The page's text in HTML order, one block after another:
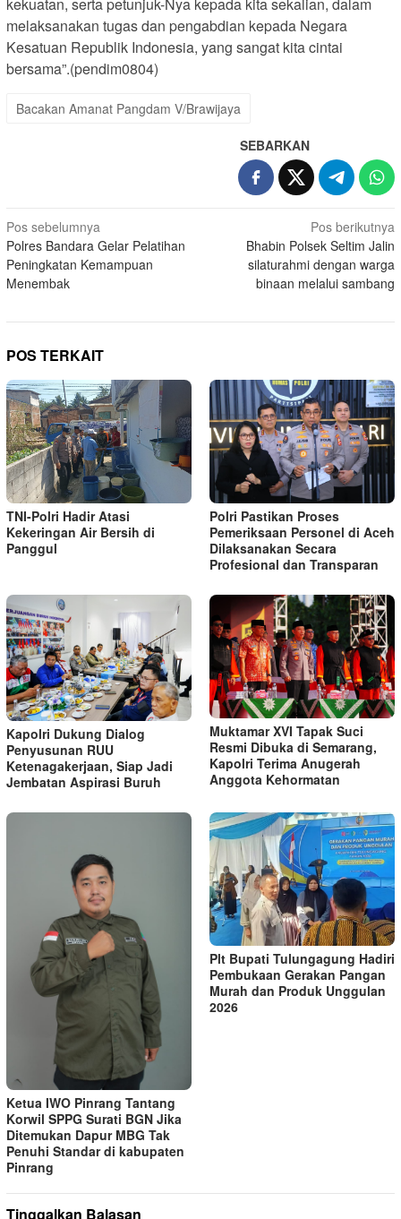
melaksanakan tugas dan pengabdian kepada Negara
Kesatuan Republik Indonesia, yang sangat kita cintai
bersama”.(pendim0804)
Bacakan Amanat Pangdam V/Brawijaya
SEBARKAN
Navigasi
pos
Pos sebelumnya
Polres Bandara Gelar Pelatihan
Peningkatan Kemampuan
Menembak
Pos berikutnya
Bhabin Polsek Seltim Jalin
silaturahmi dengan warga
binaan melalui sambang
POS TERKAIT
TNI-Polri Hadir Atasi
Kekeringan Air Bersih di
Panggul
Polri Pastikan Proses
Pemeriksaan Personel di Aceh
Dilaksanakan Secara
Profesional dan Transparan
Kapolri Dukung Dialog
Penyusunan RUU
Ketenagakerjaan, Siap Jadi
Jembatan Aspirasi Buruh
Muktamar XVI Tapak Suci
Resmi Dibuka di Semarang,
Kapolri Terima Anugerah
Anggota Kehormatan
Ketua IWO Pinrang Tantang
Korwil SPPG Surati BGN Jika
Ditemukan Dapur MBG Tak
Penuhi Standar di kabupaten
Pinrang
Plt Bupati Tulungagung Hadiri
Pembukaan Gerakan Pangan
Murah dan Produk Unggulan
2026
Tinggalkan Balasan